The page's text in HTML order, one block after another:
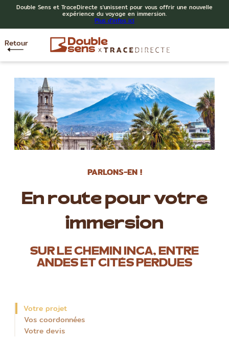
Double Sens et TraceDirecte s'unissent pour vous offrir une nouvelle
expérience du voyage en immersion.
Plus d'infos ici
Retour
PARLONS-EN !
En route pour votre
immersion
SUR LE CHEMIN INCA, ENTRE
ANDES ET CITÉS PERDUES
Votre projet
Vos coordonnées
Votre devis